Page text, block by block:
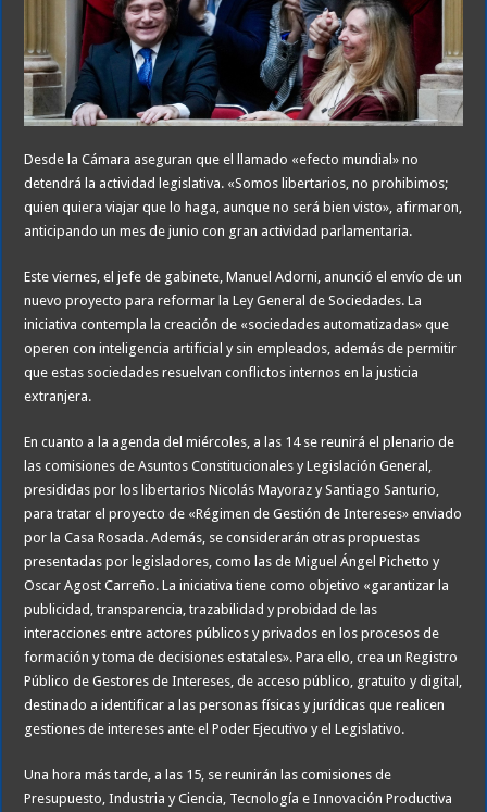
Desde la Cámara aseguran que el llamado «efecto mundial» no
detendrá la actividad legislativa. «Somos libertarios, no prohibimos;
quien quiera viajar que lo haga, aunque no será bien visto», afirmaron,
anticipando un mes de junio con gran actividad parlamentaria.
Este viernes, el jefe de gabinete, Manuel Adorni, anunció el envío de un
nuevo proyecto para reformar la Ley General de Sociedades. La
iniciativa contempla la creación de «sociedades automatizadas» que
operen con inteligencia artificial y sin empleados, además de permitir
que estas sociedades resuelvan conflictos internos en la justicia
extranjera.
En cuanto a la agenda del miércoles, a las 14 se reunirá el plenario de
las comisiones de Asuntos Constitucionales y Legislación General,
presididas por los libertarios Nicolás Mayoraz y Santiago Santurio,
para tratar el proyecto de «Régimen de Gestión de Intereses» enviado
por la Casa Rosada. Además, se considerarán otras propuestas
presentadas por legisladores, como las de Miguel Ángel Pichetto y
Oscar Agost Carreño. La iniciativa tiene como objetivo «garantizar la
publicidad, transparencia, trazabilidad y probidad de las
interacciones entre actores públicos y privados en los procesos de
formación y toma de decisiones estatales». Para ello, crea un Registro
Público de Gestores de Intereses, de acceso público, gratuito y digital,
destinado a identificar a las personas físicas y jurídicas que realicen
gestiones de intereses ante el Poder Ejecutivo y el Legislativo.
Una hora más tarde, a las 15, se reunirán las comisiones de
Presupuesto, Industria y Ciencia, Tecnología e Innovación Productiva